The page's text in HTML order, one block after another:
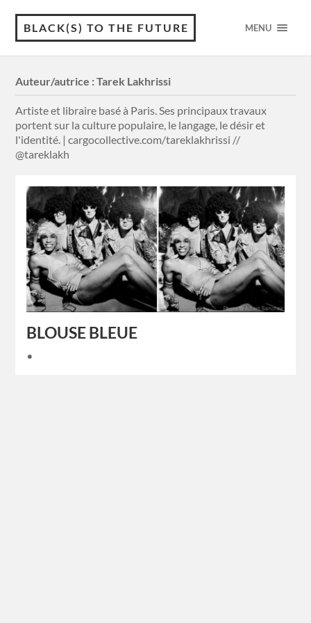
BLACK(S) TO THE FUTURE MENU
Auteur/autrice :Tarek Lakhrissi
Artiste et libraire basé à Paris. Ses principaux travaux
portent sur la culture populaire, le langage, le désir et
l'identité. | cargocollective.com/tareklakhrissi //
@tareklakh
BLOUSE BLEUE
•